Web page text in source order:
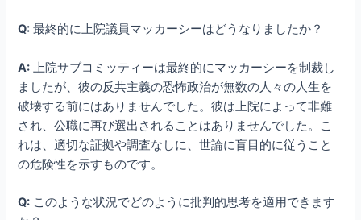
Q: 最終的に上院議員マッカーシーはどうなりましたか？
A: 上院サブコミッティーは最終的にマッカーシーを制裁し
ましたが、彼の反共主義の恐怖政治が無数の人々の人生を
破壊する前にはありませんでした。彼は上院によって非難
され、公職に再び選出されることはありませんでした。こ
れは、適切な証拠や調査なしに、世論に盲目的に従うこと
の危険性を示すものです。
Q: このような状況でどのように批判的思考を適用できます